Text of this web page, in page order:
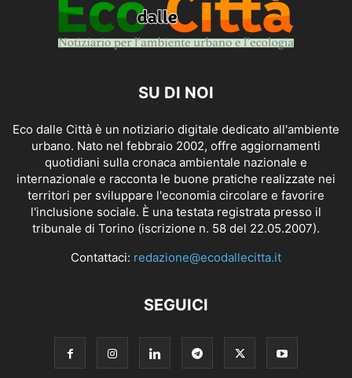
SU DI NOI
Eco dalle Città è un notiziario digitale dedicato all'ambiente
urbano. Nato nel febbraio 2002, offre aggiornamenti
quotidiani sulla cronaca ambientale nazionale e
internazionale e racconta le buone pratiche realizzate nei
territori per sviluppare l'economia circolare e favorire
l'inclusione sociale. È una testata registrata presso il
tribunale di Torino (iscrizione n. 58 del 22.05.2007).
Contattaci: redazione@ecodallecitta.it
SEGUICI